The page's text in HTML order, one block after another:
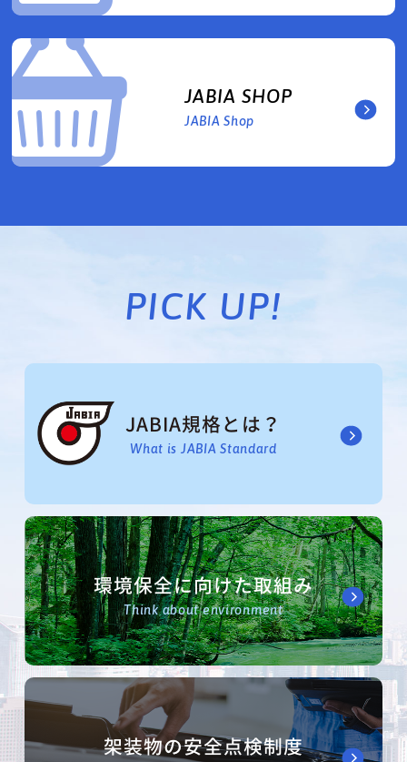
JABIA SHOP
JABIA Shop
PICK UP!
JABIA規格とは？
What is JABIA Standard
環境保全に向けた取組み
Think about environment
架装物の安全点検制度